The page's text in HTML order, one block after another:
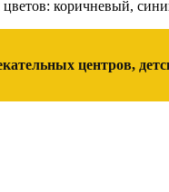
коричневый,
центров,